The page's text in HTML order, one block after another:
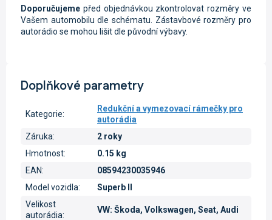
Doporučujeme před objednávkou zkontrolovat rozměry ve
Vašem automobilu dle schématu. Zástavbové rozměry pro
autorádio se mohou lišit dle původní výbavy.
Doplňkové parametry
Kategorie:
Redukční a vymezovací rámečky pro
autorádia
Záruka:
2 roky
Hmotnost:
0.15 kg
EAN:
08594230035946
Model vozidla:
Superb II
Velikost
autorádia:
VW: Škoda, Volkswagen, Seat, Audi